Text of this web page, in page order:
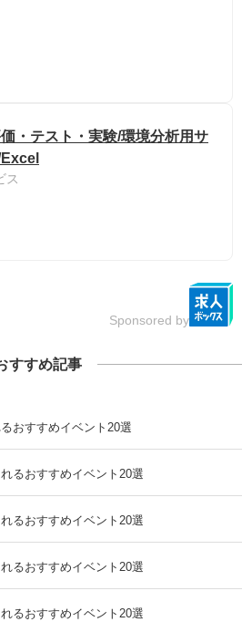
・テスト・実験/環境分析用サ
ス
Sponsored by
すすめ記事
おすすめイベント20選
るおすすめイベント20選
るおすすめイベント20選
るおすすめイベント20選
るおすすめイベント20選